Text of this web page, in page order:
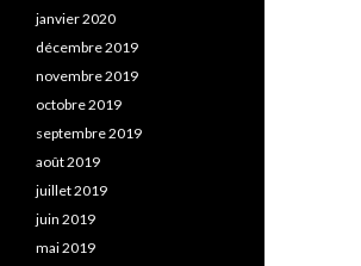
janvier 2020
décembre 2019
novembre 2019
octobre 2019
septembre 2019
août 2019
juillet 2019
juin 2019
mai 2019